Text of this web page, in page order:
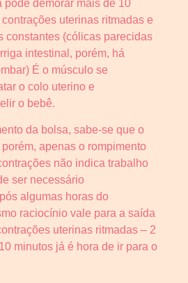
pode demorar mais de 10
uterinas ritmadas e
constantes (cólicas parecidas
intestinal, porém, há
É o músculo se
o colo uterino e
o bebê.
da bolsa, sabe-se que o
apenas o rompimento
não indica trabalho
ser necessário
algumas horas do
raciocínio vale para a saída
uterinas ritmadas – 2
minutos já é hora de ir para o